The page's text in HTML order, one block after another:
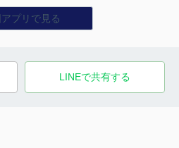
プリで見る
LINEで共有する